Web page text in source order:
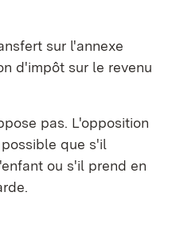
sur l'annexe
d'impôt sur le revenu
pas. L'opposition
que s'il
ou s'il prend en